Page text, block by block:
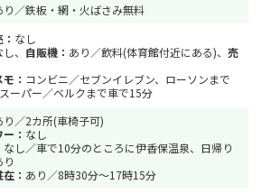
り／鉄板・網・火ばさみ無料
なし
、 自販機： あり／飲料(体育館付近にある)、 売
： コンビニ／セブンイレブン、ローソンまで
ーパー／ベルクまで車で15分
り／2カ所(車椅子可)
： なし
なし／車で10分のところに伊香保温泉、日帰り
： あり／8時30分～17時15分